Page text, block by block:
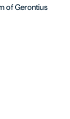
of Gerontius